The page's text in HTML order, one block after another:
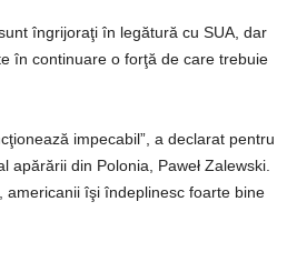
îngrijoraţi în legătură cu SUA, dar
în continuare o forţă de care trebuie
impecabil”, a declarat pentru
apărării din Polonia, Paweł Zalewski.
americanii îşi îndeplinesc foarte bine